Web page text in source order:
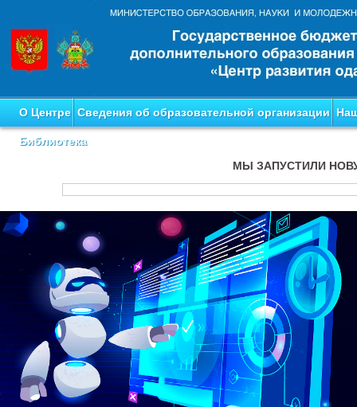
О Центре Сведения об образовательной организации
Библиотека
МЫ ЗАПУСТИЛИ